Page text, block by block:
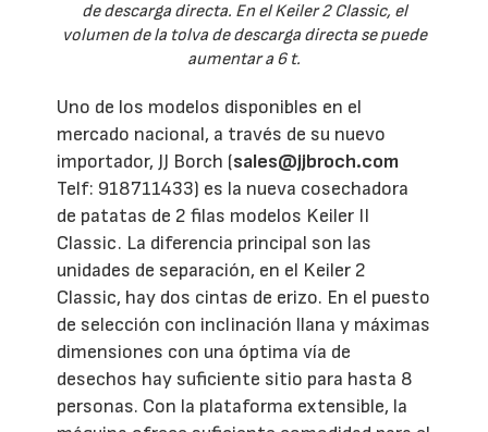
de descarga directa. En el Keiler 2 Classic, el
volumen de la tolva de descarga directa se puede
aumentar a 6 t.
Uno de los modelos disponibles en el
mercado nacional, a través de su nuevo
importador, JJ Borch (sales@jjbroch.com
Telf: 918711433) es la nueva cosechadora
de patatas de 2 filas modelos Keiler II
Classic. La diferencia principal son las
unidades de separación, en el Keiler 2
Classic, hay dos cintas de erizo. En el puesto
de selección con inclinación llana y máximas
dimensiones con una óptima vía de
desechos hay suficiente sitio para hasta 8
personas. Con la plataforma extensible, la